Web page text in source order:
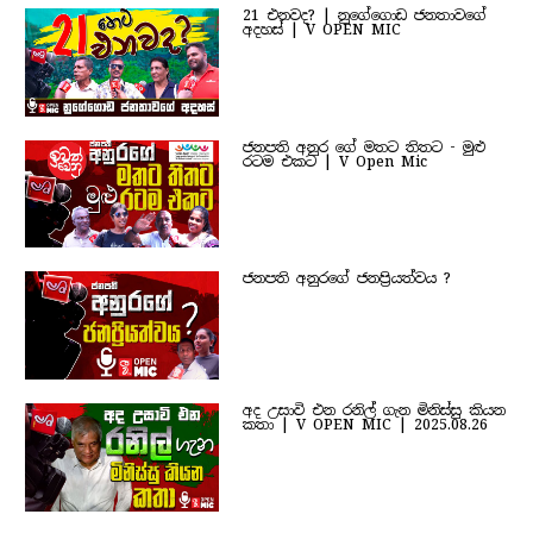
21 එනවද? | නුගේගොඩ ජනතාවගේ
අදහස් | V OPEN MIC
ජනපති අනුර ගේ මතට තිතට - මුළු
රටම එකට | V Open Mic
ජනපති අනුරගේ ජනප්‍රියත්වය ?
අද උසාවි එන රනිල් ගැන මිනිස්සු කියන
කතා | V OPEN MIC | 2025.08.26